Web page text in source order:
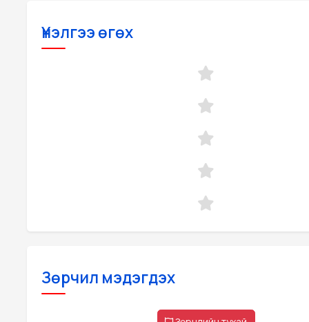
Үнэлгээ өгөх
Зөрчил мэдэгдэх